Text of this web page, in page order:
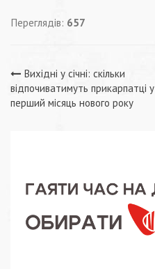
Переглядів: 657
Навігація
записів
Вихідні у січні: скільки
відпочиватимуть прикарпатці у
перший місяць нового року